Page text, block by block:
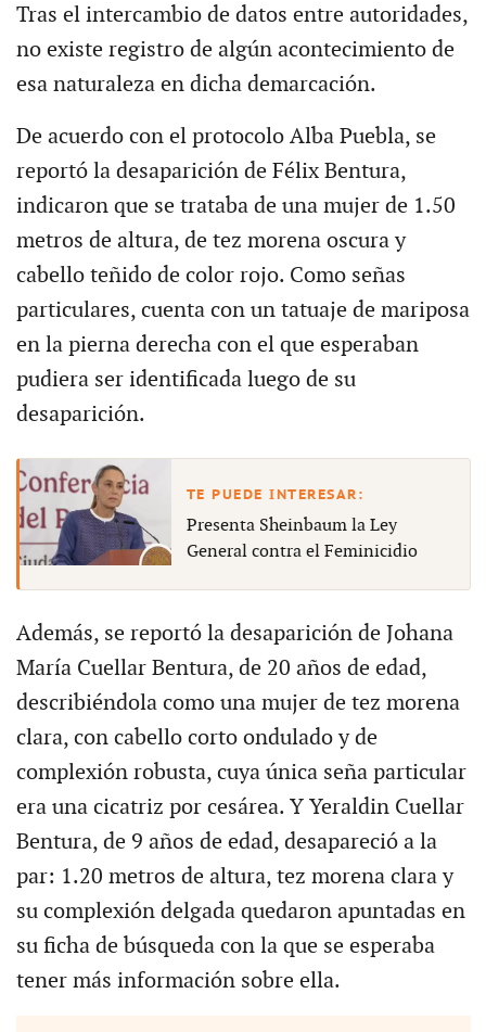
Tras el intercambio de datos entre autoridades,
no existe registro de algún acontecimiento de
esa naturaleza en dicha demarcación.
De acuerdo con el protocolo Alba Puebla, se
reportó la desaparición de Félix Bentura,
indicaron que se trataba de una mujer de 1.50
metros de altura, de tez morena oscura y
cabello teñido de color rojo. Como señas
particulares, cuenta con un tatuaje de mariposa
en la pierna derecha con el que esperaban
pudiera ser identificada luego de su
desaparición.
Presenta Sheinbaum la Ley
General contra el Feminicidio
Además, se reportó la desaparición de Johana
María Cuellar Bentura, de 20 años de edad,
describiéndola como una mujer de tez morena
clara, con cabello corto ondulado y de
complexión robusta, cuya única seña particular
era una cicatriz por cesárea. Y Yeraldin Cuellar
Bentura, de 9 años de edad, desapareció a la
par: 1.20 metros de altura, tez morena clara y
su complexión delgada quedaron apuntadas en
su ficha de búsqueda con la que se esperaba
tener más información sobre ella.